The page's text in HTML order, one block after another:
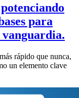
para
rápido que nunca,
un elemento clave